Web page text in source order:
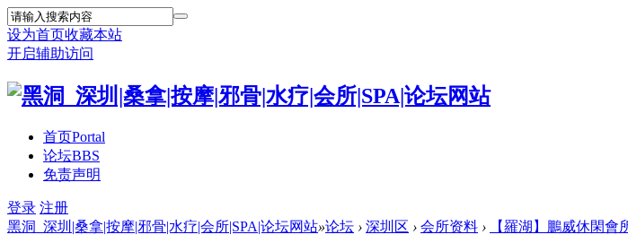
设为首页收藏本站
开启辅助访问
首页Portal
论坛BBS
免责声明
登录 注册
黑洞_深圳|桑拿|按摩|邪骨|水疗|会所|SPA|论坛网站»论坛 › 深圳区 › 会所资料 › 【羅湖】鵬威休閑會